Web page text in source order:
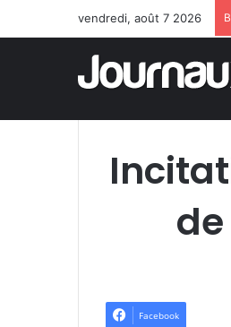
vendredi, août 7 2026
Facebook